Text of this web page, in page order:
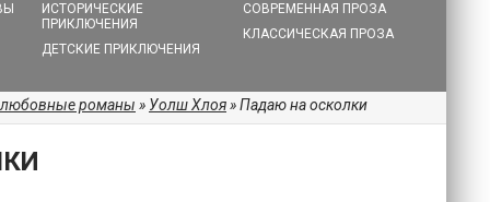
ИСТОРИЧЕСКИЕ
ПРИКЛЮЧЕНИЯ
ДЕТСКИЕ ПРИКЛЮЧЕНИЯ
СОВРЕМЕННАЯ ПРОЗА
КЛАССИЧЕСКАЯ ПРОЗА
романы » Уолш Хлоя» Падаю на осколки